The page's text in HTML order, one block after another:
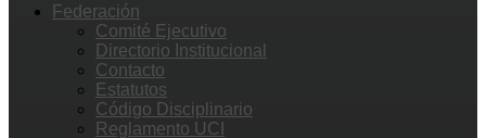
Federación
Comité Ejecutivo
Directorio Institucional
Contacto
Estatutos
Código Disciplinario
Reglamento UCI